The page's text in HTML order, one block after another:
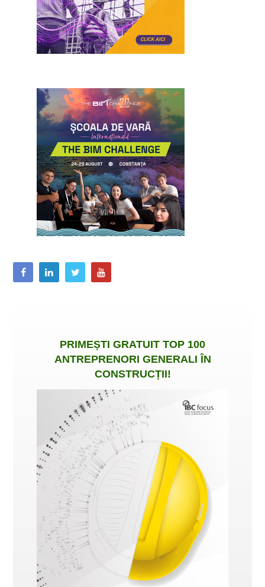
PRIMEȘTI GRATUIT TOP 100
ANTREPRENORI GENERALI ÎN
CONSTRUCȚII!